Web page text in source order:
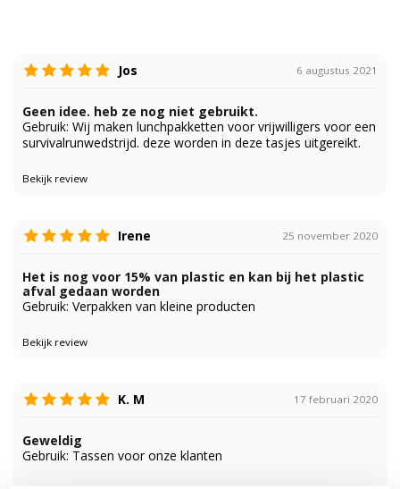
Jos 6 augustus 2021
Geen idee. heb ze nog niet gebruikt.
Gebruik: Wij maken lunchpakketten voor vrijwilligers voor een
survivalrunwedstrijd. deze worden in deze tasjes uitgereikt.
Bekijk review
Irene 25 november 2020
Het is nog voor 15% van plastic en kan bij het plastic
afval gedaan worden
Gebruik: Verpakken van kleine producten
Bekijk review
K. M 17 februari 2020
Geweldig
Gebruik: Tassen voor onze klanten